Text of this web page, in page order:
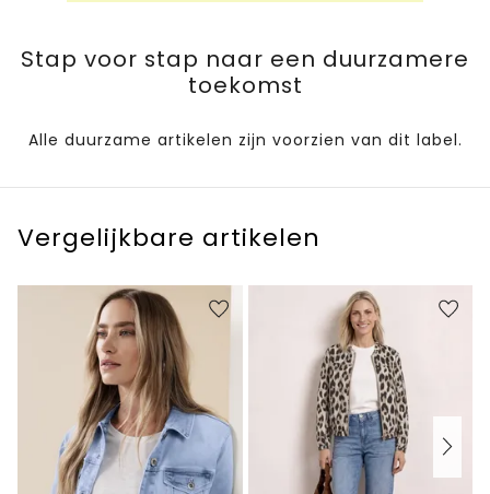
Stap voor stap naar een duurzamere
toekomst
Alle duurzame artikelen zijn voorzien van dit label.
Vergelijkbare artikelen